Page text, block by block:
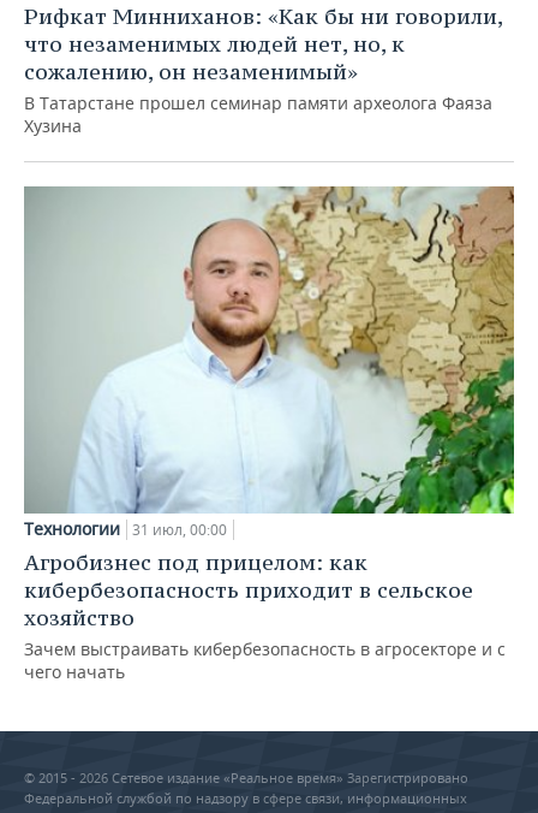
Рифкат Минниханов: «Как бы ни говорили,
что незаменимых людей нет, но, к
сожалению, он незаменимый»
В Татарстане прошел семинар памяти археолога Фаяза
Хузина
Технологии 31 июл, 00:00
Агробизнес под прицелом: как
кибербезопасность приходит в сельское
хозяйство
Зачем выстраивать кибербезопасность в агросекторе и с
чего начать
© 2015 - 2026 Сетевое издание «Реальное время» Зарегистрировано
Федеральной службой по надзору в сфере связи, информационных